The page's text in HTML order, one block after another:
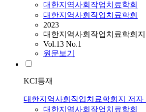
대한지역사회작업치료학회
대한지역사회작업치료학회
2023
대한지역사회작업치료학회지
Vol.13 No.1
원문보기
KCI등재
대한지역사회작업치료학회지 저자
대한지역사회작업치료학회